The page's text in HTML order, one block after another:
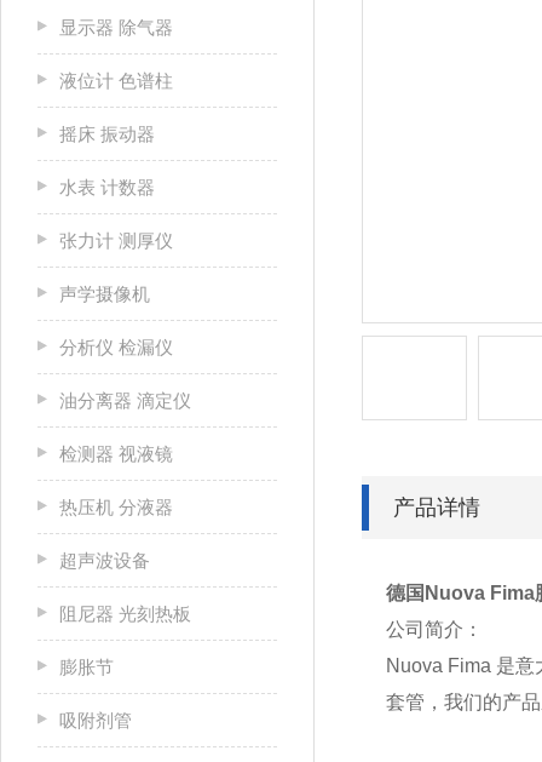
显示器 除气器
液位计 色谱柱
摇床 振动器
水表 计数器
张力计 测厚仪
声学摄像机
分析仪 检漏仪
油分离器 滴定仪
检测器 视液镜
热压机 分液器
超声波设备
阻尼器 光刻热板
膨胀节
吸附剂管
产品详情
德国Nuova Fima
公司简介：
Nuova Fima 是
套管，我们的产